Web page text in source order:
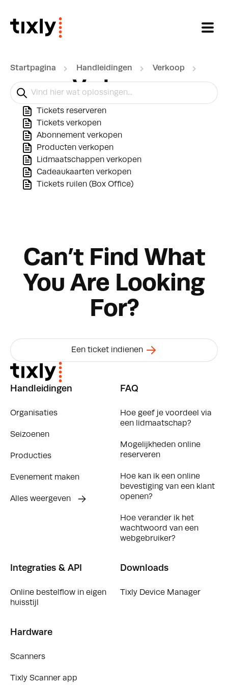
Startpagina Handleidingen Verkoop
Verkoop
Tickets reserveren
Tickets verkopen
Abonnement verkopen
Producten verkopen
Lidmaatschappen verkopen
Cadeaukaarten verkopen
Tickets ruilen (Box Office)
Can’t Find What
You Are Looking
For?
Een ticket indienen
Handleidingen
Organisaties
Seizoenen
Producties
Evenement maken
Alles weergeven
FAQ
Hoe geef je voordeel via
een lidmaatschap?
Mogelijkheden online
reserveren
Hoe kan ik een online
bevestiging van een klant
openen?
Hoe verander ik het
wachtwoord van een
webgebruiker?
Integraties & API
Online bestelflow in eigen
huisstijl
Downloads
Tixly Device Manager
Hardware
Scanners
Tixly Scanner app